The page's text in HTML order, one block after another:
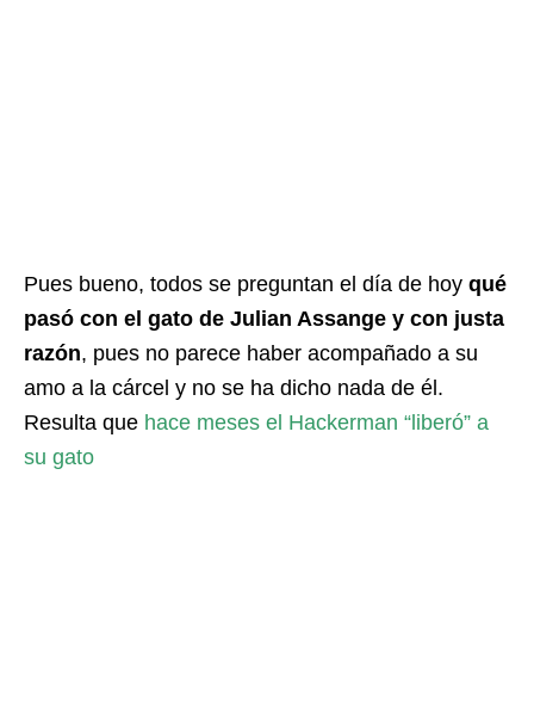
Pues bueno, todos se preguntan el día de hoy qué
pasó con el gato de Julian Assange y con justa
razón, pues no parece haber acompañado a su
amo a la cárcel y no se ha dicho nada de él.
Resulta que hace meses el Hackerman “liberó” a
su gato